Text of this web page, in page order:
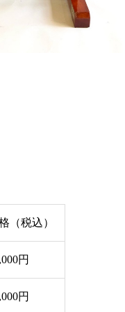
（税込）
円
円